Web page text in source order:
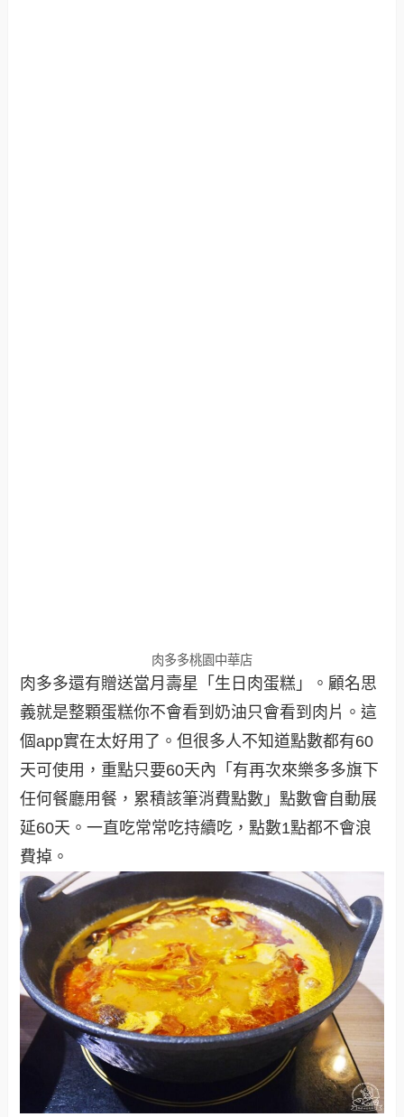
肉多多桃園中華店
肉多多還有贈送當月壽星「生日肉蛋糕」。顧名思
義就是整顆蛋糕你不會看到奶油只會看到肉片。這
個app實在太好用了。但很多人不知道點數都有60
天可使用，重點只要60天內「有再次來樂多多旗下
任何餐廳用餐，累積該筆消費點數」點數會自動展
延60天。一直吃常常吃持續吃，點數1點都不會浪
費掉。